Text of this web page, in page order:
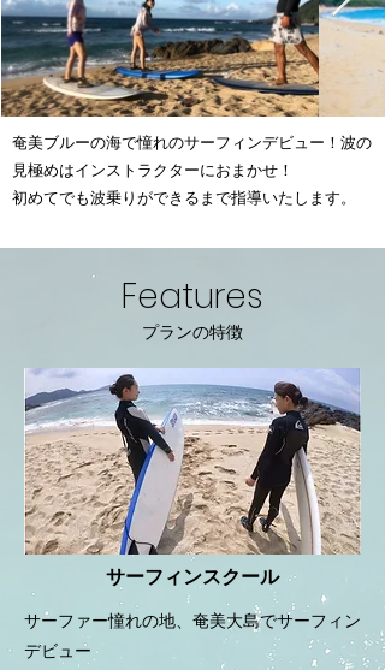
奄美ブルーの海で憧れのサーフィンデビュー！波の
見極めはインストラクターにおまかせ！
初めてでも波乗りができるまで指導いたします。
Features
プランの特徴
サーフィンスクール
サーファー憧れの地、奄美大島でサーフィン
デビュー